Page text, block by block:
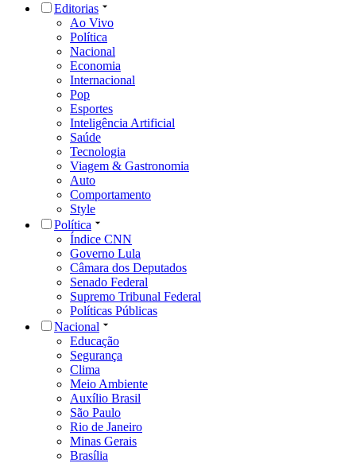
Editorias
Ao Vivo
Política
Nacional
Economia
Internacional
Pop
Esportes
Inteligência Artificial
Saúde
Tecnologia
Viagem & Gastronomia
Auto
Comportamento
Style
Política
Índice CNN
Governo Lula
Câmara dos Deputados
Senado Federal
Supremo Tribunal Federal
Políticas Públicas
Nacional
Educação
Segurança
Clima
Meio Ambiente
Auxílio Brasil
São Paulo
Rio de Janeiro
Minas Gerais
Brasília